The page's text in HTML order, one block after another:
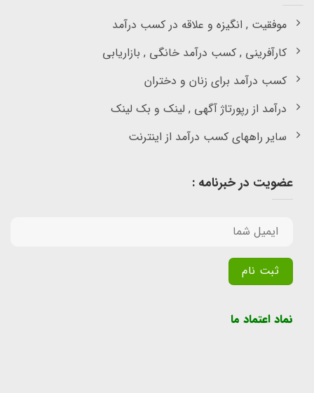
موفقیت , انگیزه و علاقه در کسب درآمد
کارآفرینی , کسب درآمد خانگی , بازاریابی
کسب درآمد برای زنان و دختران
درآمد از رپورتاژ آگهی , لینک و بک لینک
سایر راههای کسب درآمد از اینترنت
عضویت در خبرنامه :
نماد اعتماد ما